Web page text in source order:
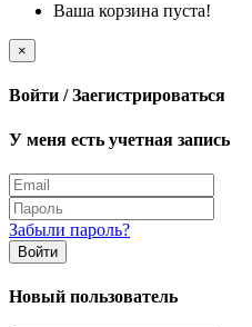
Ваша корзина пуста!
×
Войти / Заегистрироваться
У меня есть учетная запись
Забыли пароль?
Войти
Новый пользователь